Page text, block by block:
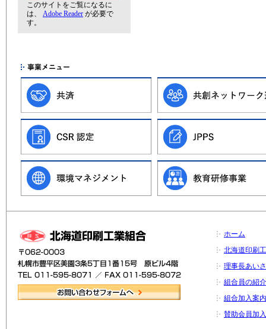
このサイトをご覧になるに
は、 Adobe Reader が必要で
す。
ホーム
北海道印刷
理事長あい
組合員の紹介
組合加入案内
賛助会員加